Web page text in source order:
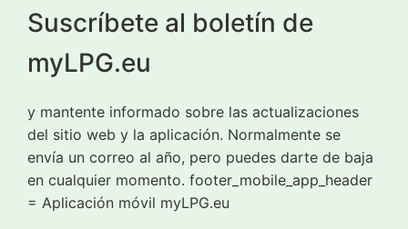
Suscríbete al boletín de
myLPG.eu
y mantente informado sobre las actualizaciones
del sitio web y la aplicación. Normalmente se
envía un correo al año, pero puedes darte de baja
en cualquier momento. footer_mobile_app_header
= Aplicación móvil myLPG.eu